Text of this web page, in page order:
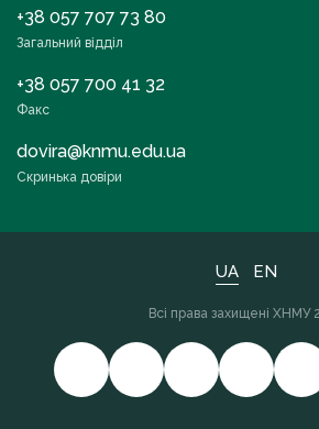
+38 057 707 73 80
Загальний відділ
+38 057 700 41 32
Факс
dovira@knmu.edu.ua
Скринька довіри
UA EN
Всі права захищені ХНМУ